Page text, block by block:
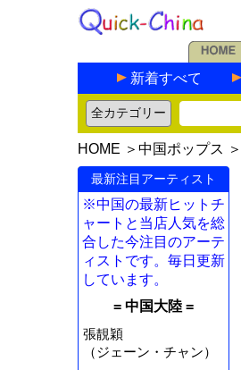
新着すべて
HOME ＞ 中国ポップス ＞
最新注目アーティスト
※中国の最新ヒットチ
ャートと当店人気を総
合した今注目のアーテ
ィストです。毎日更新
しています。
= 中国大陸 =
張靚穎
（ジェーン・チャン）